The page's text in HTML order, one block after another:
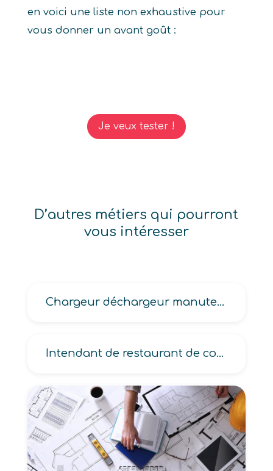
en voici une liste non exhaustive pour
vous donner un avant goût :
Je veux tester !
D’autres métiers qui pourront
vous intéresser
Chargeur déchargeur manutentionnaire
Intendant de restaurant de collectivité